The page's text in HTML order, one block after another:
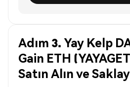
Adım 3. Yay Kelp
Gain ETH
Satın Alın ve